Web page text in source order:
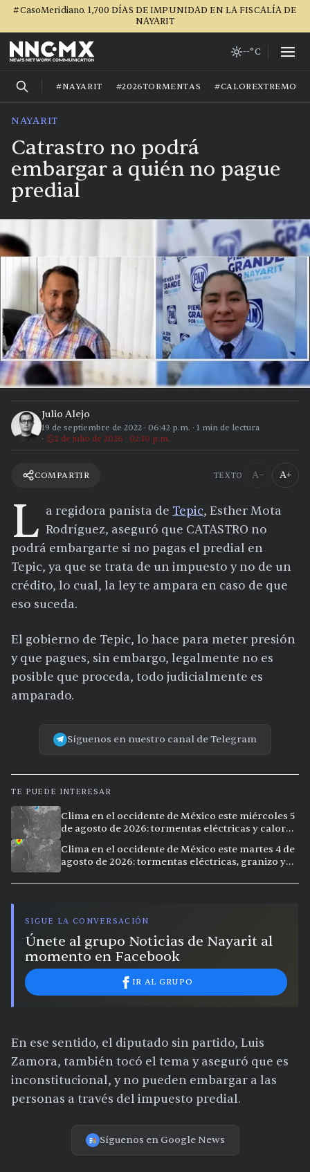
#CasoMeridiano. 1,700 DÍAS DE IMPUNIDAD EN LA FISCALÍA DE
NAYARIT
--°C
#NAYARIT #2026TORMENTAS #CALOREXTREMO
NAYARIT
Catrastro no podrá
embargar a quién no pague
predial
Julio Alejo
19 de septiembre de 2022 · 06:42 p.m. · 1 min de lectura
2 de julio de 2026 · 02:10 p.m.
COMPARTIR TEXTO A− A+
L a regidora panista de Tepic, Esther Mota
Rodríguez, aseguró que CATASTRO no
podrá embargarte si no pagas el predial en
Tepic, ya que se trata de un impuesto y no de un
crédito, lo cual, la ley te ampara en caso de que
eso suceda.
El gobierno de Tepic, lo hace para meter presión
y que pagues, sin embargo, legalmente no es
posible que proceda, todo judicialmente es
amparado.
Síguenos en nuestro canal de Telegram
TE PUEDE INTERESAR
Clima en el occidente de México este miércoles 5
de agosto de 2026: tormentas eléctricas y calor
Clima en el occidente de México este martes 4 de
agosto de 2026: tormentas eléctricas, granizo y
SIGUE LA CONVERSACIÓN
Únete al grupo Noticias de Nayarit al
momento en Facebook
IR AL GRUPO
En ese sentido, el diputado sin partido, Luis
Zamora, también tocó el tema y aseguró que es
inconstitucional, y no pueden embargar a las
personas a través del impuesto predial.
Síguenos en Google News